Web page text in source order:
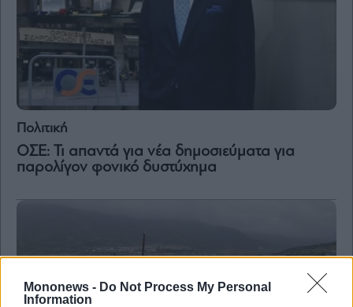
Mononews - Do Not Process My Personal
Information
Πολιτική
ΟΣΕ: Τι απαντά για νέα δημοσιεύματα για
παρολίγον φονικό δυστύχημα